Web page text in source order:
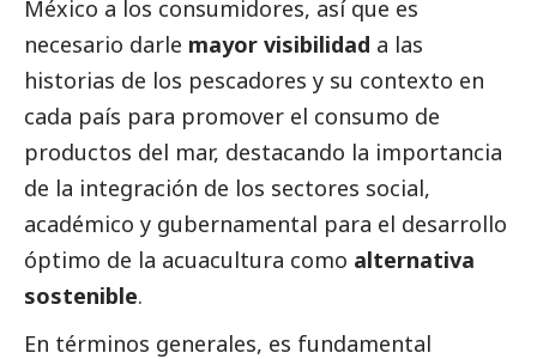
México a los consumidores, así que es
necesario darle mayor visibilidad a las
historias de los pescadores y su contexto en
cada país para promover el consumo de
productos del mar, destacando la importancia
de la integración de los sectores social,
académico y gubernamental para el desarrollo
óptimo de la acuacultura como alternativa
sostenible.
En términos generales, es fundamental